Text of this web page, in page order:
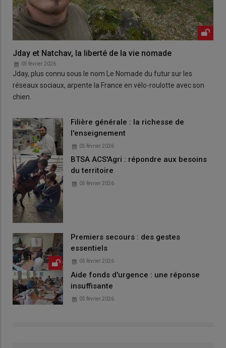
Jday et Natchav, la liberté de la vie nomade
05 février 2026
Jday, plus connu sous le nom Le Nomade du futur sur les
réseaux sociaux, arpente la France en vélo-roulotte avec son
chien.
Filière générale : la richesse de
l'enseignement
05 février 2026
BTSA ACS'Agri : répondre aux besoins
du territoire
05 février 2026
Premiers secours : des gestes
essentiels
05 février 2026
Aide fonds d'urgence : une réponse
insuffisante
05 février 2026